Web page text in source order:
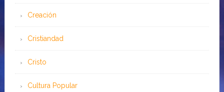
Creación
Cristiandad
Cristo
Cultura Popular